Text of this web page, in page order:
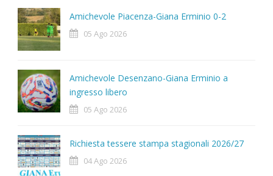
Amichevole Piacenza-Giana Erminio 0-2
05 Ago 2026
Amichevole Desenzano-Giana Erminio a
ingresso libero
05 Ago 2026
Richiesta tessere stampa stagionali 2026/27
04 Ago 2026